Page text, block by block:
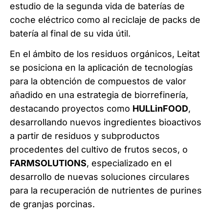
estudio de la segunda vida de baterías de
coche eléctrico como al reciclaje de packs de
batería al final de su vida útil.
En el ámbito de los residuos orgánicos, Leitat
se posiciona en la aplicación de tecnologías
para la obtención de compuestos de valor
añadido en una estrategia de biorrefinería,
destacando proyectos como HULLinFOOD,
desarrollando nuevos ingredientes bioactivos
a partir de residuos y subproductos
procedentes del cultivo de frutos secos, o
FARMSOLUTIONS, especializado en el
desarrollo de nuevas soluciones circulares
para la recuperación de nutrientes de purines
de granjas porcinas.